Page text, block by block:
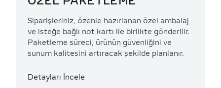
Siparişleriniz, özenle hazırlanan özel ambalaj
ve isteğe bağlı not kartı ile birlikte gönderilir.
Paketleme süreci, ürünün güvenliğini ve
sunum kalitesini artıracak şekilde planlanır.
Detayları İncele